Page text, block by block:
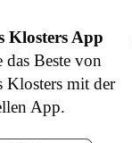
Klosters App
das Beste von
Klosters mit der
App.